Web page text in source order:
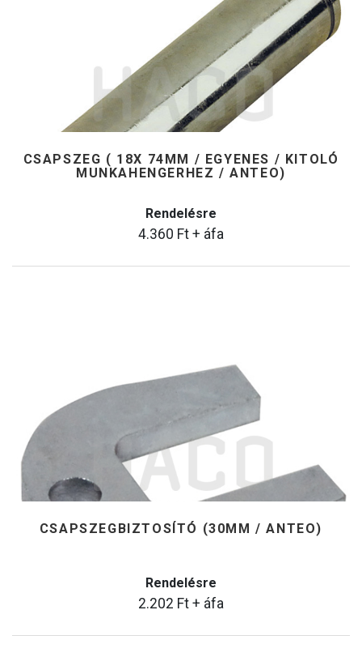
CSAPSZEG ( 18X 74MM / EGYENES / KITOLÓ
MUNKAHENGERHEZ / ANTEO)
Rendelésre
4.360 Ft + áfa
CSAPSZEGBIZTOSÍTÓ (30MM / ANTEO)
Rendelésre
2.202 Ft + áfa